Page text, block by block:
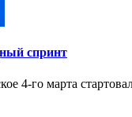
спринт
4-го марта